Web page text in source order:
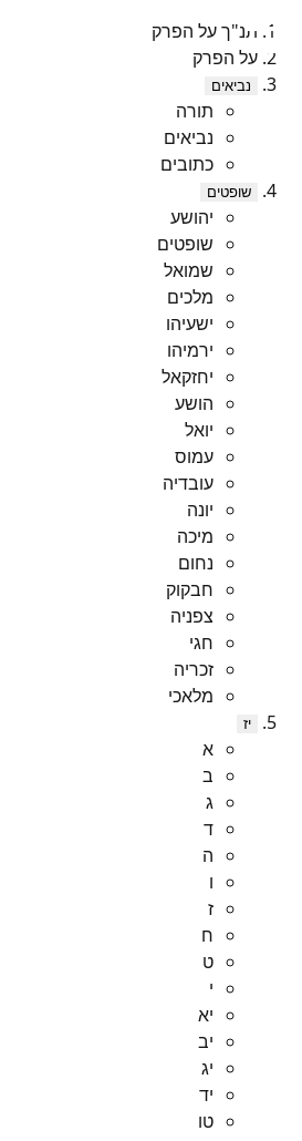
תנ"ך על הפרק
על הפרק
נביאים
תורה
נביאים
כתובים
שופטים
יהושע
שופטים
שמואל
מלכים
ישעיהו
ירמיהו
יחזקאל
הושע
יואל
עמוס
עובדיה
יונה
מיכה
נחום
חבקוק
צפניה
חגי
זכריה
מלאכי
יז
א
ב
ג
ד
ה
ו
ז
ח
ט
י
יא
יב
יג
יד
טו